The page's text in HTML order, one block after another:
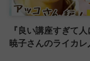
『良い講座すぎて
暁子さんのライカ